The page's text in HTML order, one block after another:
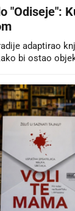
"Odiseje":
adaptirao
bi ostao